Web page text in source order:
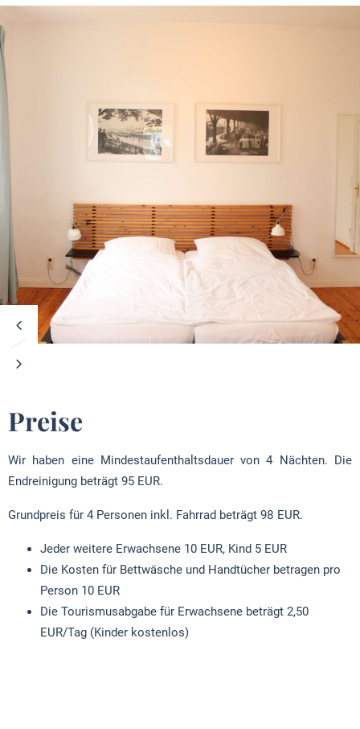
Preise
Wir haben eine Mindestaufenthaltsdauer von 4 Nächten. Die
Endreinigung beträgt 95 EUR.
Grundpreis für 4 Personen inkl. Fahrrad beträgt 98 EUR.
Jeder weitere Erwachsene 10 EUR, Kind 5 EUR
Die Kosten für Bettwäsche und Handtücher betragen pro
Person 10 EUR
Die Tourismusabgabe für Erwachsene beträgt 2,50
EUR/Tag (Kinder kostenlos)